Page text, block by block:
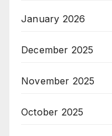
January 2026
December 2025
November 2025
October 2025